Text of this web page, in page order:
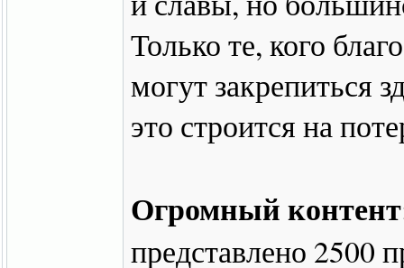
Только те, кого
могут закрепиться
это строится на
Огромный контент
представлено 2500